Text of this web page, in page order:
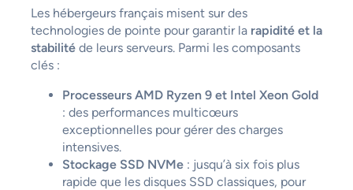
Les hébergeurs français misent sur des
technologies de pointe pour garantir la rapidité et la
stabilitéde leurs serveurs. Parmi les composants
clés :
Processeurs AMD Ryzen 9 et Intel Xeon Gold
: des performances multicœurs
exceptionnelles pour gérer des charges
intensives.
Stockage SSD NVMe: jusqu’à six fois plus
rapide que les disques SSD classiques, pour